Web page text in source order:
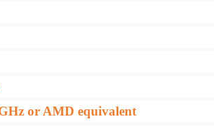
or AMD equivalent